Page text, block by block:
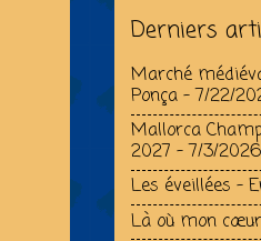
Derniers
Marché
Ponça - 7/22/
Mallorca
2027 - 7/3/2026
Les éveillées -
Là où mon